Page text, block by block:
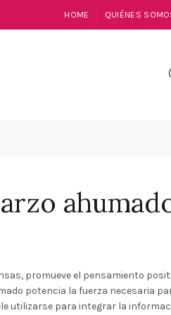
HOME QUIÉNES
promueve el pensamiento
potencia la fuerza necesaria
utilizarse para integrar la